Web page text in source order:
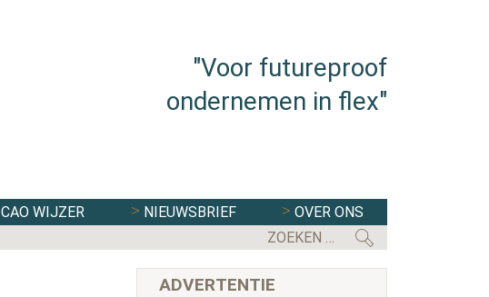
"Voor futureproof
ondernemen in flex"
CAO WIJZER NIEUWSBRIEF
OVER ONS
ONRUST EN WEER RUST ROND JEX
ADVERTENTIE